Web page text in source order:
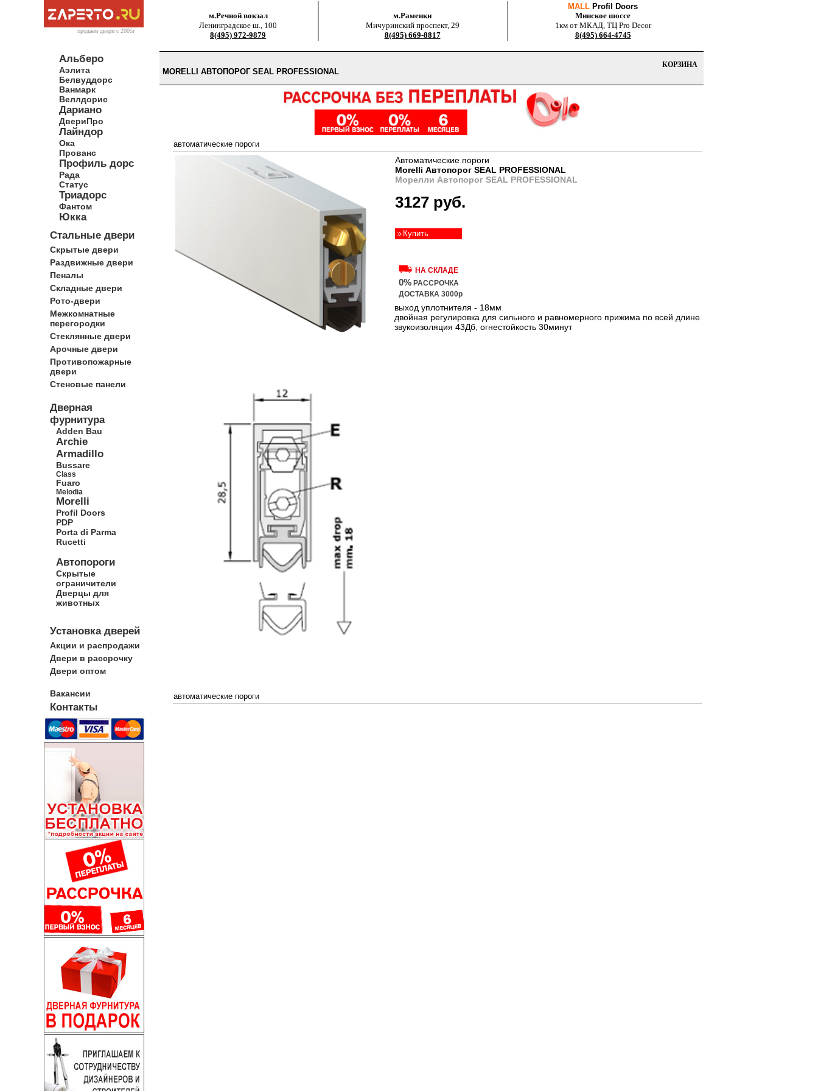
продаём двери c 2005г
Альберо
Аэлита
Белвуддорс
Ванмарк
Веллдорис
Дариано
ДвериПро
Лайндор
Ока
Прованс
Профиль дорс
Рада
Статус
Триадорс
Фантом
Юкка
Стальные двери
Скрытые двери
Раздвижные двери
Пеналы
Складные двери
Рото-двери
Межкомнатные
перегородки
Стеклянные двери
Арочные двери
Противопожарные
двери
Стеновые панели
Дверная
фурнитура
Adden Bau
Archie
Armadillo
Bussare
Class
Fuaro
Melodia
Morelli
Profil Doors
PDP
Porta di Parma
Rucetti
Автопороги
Скрытые
ограничители
Дверцы для
животных
Установка дверей
Акции и распродажи
Двери в рассрочку
Двери оптом
Вакансии
Контакты
м.Речной вокзал
Ленинградское ш., 100
8(495) 972-9879
м.Раменки
Мичуринский проспект, 29
8(495) 669-8817
MALL Profil Doors
Минское шоссе
1км от МКАД, ТЦ Pro Decor
8(495) 664-4745
КОРЗИНА
MORELLI АВТОПОРОГ SEAL PROFESSIONAL
автоматические пороги
Автоматические пороги
Morelli Автопорог SEAL PROFESSIONAL
Морелли Автопорог SEAL PROFESSIONAL
3127 руб.
Купить
НА СКЛАДЕ
0% РАССРОЧКА
ДОСТАВКА 3000р
выход уплотнителя - 18мм
двойная регулировка для сильного и равномерного прижима по всей длине
звукоизоляция 43Дб, огнестойкость 30минут
автоматические пороги